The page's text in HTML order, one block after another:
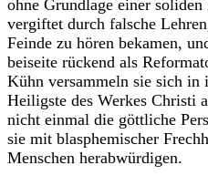
ohne Grundlage einer
vergiftet durch falsche
Feinde zu hören bekamen,
beiseite rückend als
Kühn versammeln sie sich in
Heiligste des Werkes Christi
nicht einmal die göttliche
sie mit blasphemischer
Menschen herabwürdigen.